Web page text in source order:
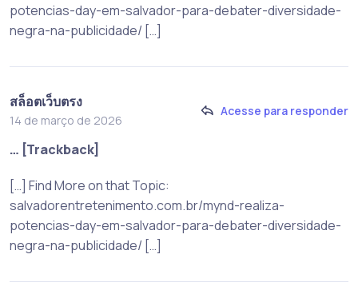
potencias-day-em-salvador-para-debater-diversidade-
negra-na-publicidade/ […]
สล็อตเว็บตรง
14 de março de 2026
Acesse para responder
… [Trackback]
[…] Find More on that Topic:
salvadorentretenimento.com.br/mynd-realiza-
potencias-day-em-salvador-para-debater-diversidade-
negra-na-publicidade/ […]